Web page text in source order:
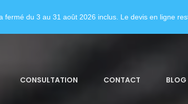
CONSULTATION CONTACT BLOG
du 3 au 31 août 2026 inclus. Le devis en ligne